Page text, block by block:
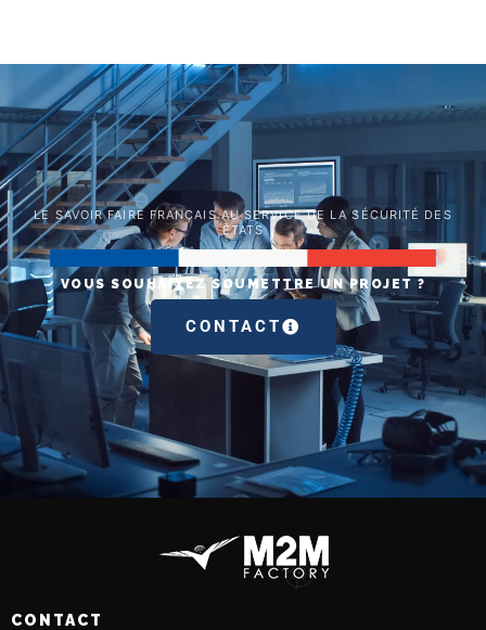
LE SAVOIR FAIRE FRANÇAIS AU SERVICE DE LA SÉCURITÉ DES
ÉTATS
VOUS SOUHAITEZ SOUMETTRE UN PROJET ?
CONTACT
CONTACT